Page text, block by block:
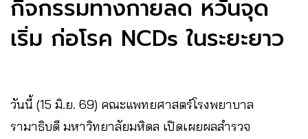
กิจกรรมทางกายลด หวั่นจุด
เริ่ม ก่อโรค NCDs ในระยะยาว
วันนี้ (15 มิ.ย. 69) คณะแพทยศาสตร์โรงพยาบาล
รามาธิบดี มหาวิทยาลัยมหิดล เปิดเผยผลสำรวจ